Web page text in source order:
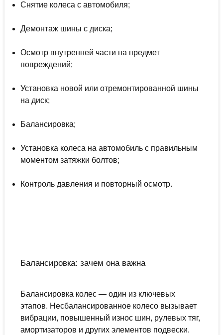
Снятие колеса с автомобиля;
Демонтаж шины с диска;
Осмотр внутренней части на предмет
повреждений;
Установка новой или отремонтированной шины
на диск;
Балансировка;
Установка колеса на автомобиль с правильным
моментом затяжки болтов;
Контроль давления и повторный осмотр.
Балансировка: зачем она важна
Балансировка колес — один из ключевых
этапов. Несбалансированное колесо вызывает
вибрации, повышенный износ шин, рулевых тяг,
амортизаторов и других элементов подвески.